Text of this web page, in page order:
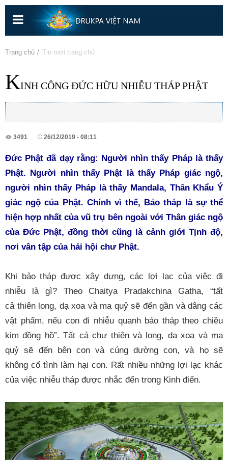
Nhảy
nội
dung
Trang chủ » Tin mới trang chủ
KINH CÔNG ĐỨC HỮU NHIỄU THÁP PHẬT
3491 26/12/2019 - 08:11
Đức Phật đã dạy rằng: Người nhìn thấy Pháp là thấy
Phật. Người nhìn thấy Phật là thấy Pháp giác ngộ,
người nhìn thấy Pháp là thấy Mandala, Thân Khẩu Ý
giác ngộ của Phật. Chính vì thế, Bảo tháp là sự thể
hiện hợp nhất của vũ trụ bên ngoài với Thân giác ngộ
của Đức Phật, đồng thời cũng là cảnh giới Tịnh độ,
nơi vân tập của hải hội chư Phật.
Khi bảo tháp được xây dựng, các lợi lạc của việc đi
nhiễu là gì? Theo Chaitya Pradakchina Gatha, “tất
cả thiên long, dạ xoa và ma quỷ sẽ đến gần và dâng các
vật phẩm, nếu con đi nhiễu quanh bảo tháp theo chiều
kim đồng hồ”. Tất cả chư thiên và long, dạ xoa và ma
quỷ sẽ đến bên con và cúng dường con, và họ sẽ
không cố tình làm hại con. Rất nhiều những lợi lạc khác
của việc nhiễu tháp được nhắc đến trong Kinh điển.